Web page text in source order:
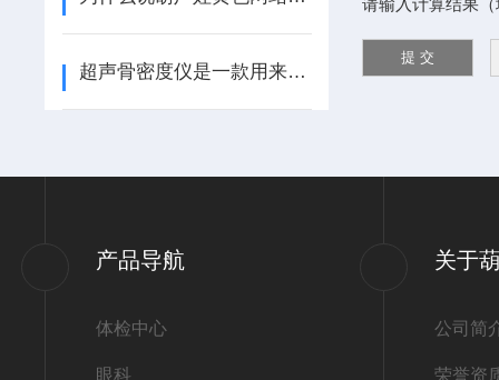
超声骨密度仪是一款用来评估骨折风险的诊断仪
请输入计算结果
产品导航
体检中心
眼科
关于
公司简
荣誉资